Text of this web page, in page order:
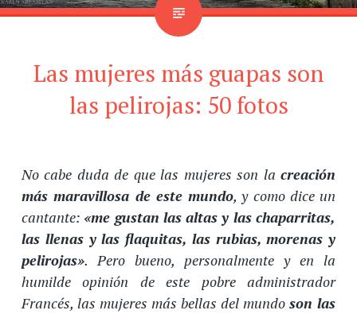
Las mujeres más guapas son
las pelirojas: 50 fotos
No cabe duda de que las mujeres son la creación
más maravillosa de este mundo, y como dice un
cantante: «me gustan las altas y las chaparritas,
las llenas y las flaquitas, las rubias, morenas y
pelirojas». Pero bueno, personalmente y en la
humilde opinión de este pobre administrador
Francés, las mujeres más bellas del mundo son las